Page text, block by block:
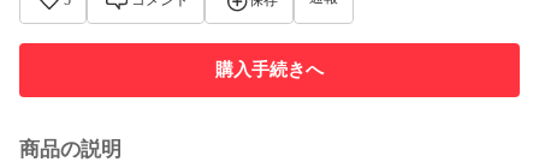
購入手続きへ
商品の説明